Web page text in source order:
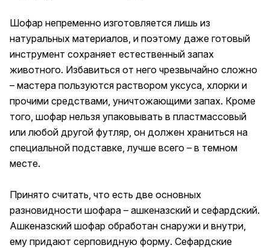
Шофар непременно изготовляется лишь из
натуральных материалов, и поэтому даже готовый
инструмент сохраняет естественный запах
животного. Избавиться от него чрезвычайно сложно
– мастера пользуются раствором уксуса, хлорки и
прочими средствами, уничтожающими запах. Кроме
того, шофар нельзя упаковывать в пластмассовый
или любой другой футляр, он должен храниться на
специальной подставке, лучше всего – в темном
месте.
Принято считать, что есть две основных
разновидности шофара – ашкеназский и сефардский.
Ашкеназский шофар обработан снаружи и внутри,
ему придают серповидную форму. Сефардские